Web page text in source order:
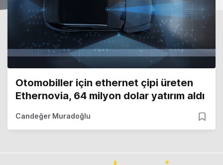
Otomobiller için ethernet çipi üreten
Ethernovia, 64 milyon dolar yatırım aldı
Candeğer Muradoğlu